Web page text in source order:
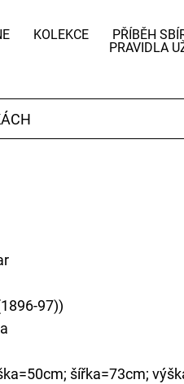
KOLEKCE
PŘÍBĚH
PRAVIDLA
97))
šířka=73cm;